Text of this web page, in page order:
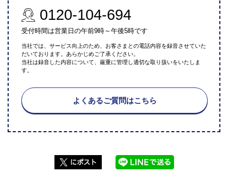
0120-104-694
受付時間は営業日の午前9時～午後5時です
当社では、サービス向上のため、お客さまとの電話内容を録音させていた
だいております。あらかじめご了承ください。
当社は録音した内容について、厳重に管理し適切な取り扱いをいたしま
す。
よくあるご質問はこちら